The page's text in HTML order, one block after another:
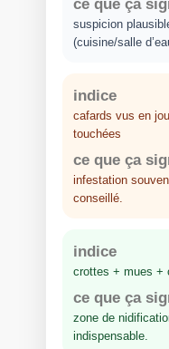
ce que ça
suspicion
(cuisine/salle
indice
cafards vus en
touchées
ce que ça
infestation
conseillé.
indice
crottes + mues +
ce que ça
zone de
indispensable.